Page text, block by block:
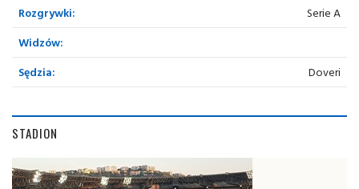
Rozgrywki:
Serie A
Widzów:
Sędzia:
Doveri
STADION